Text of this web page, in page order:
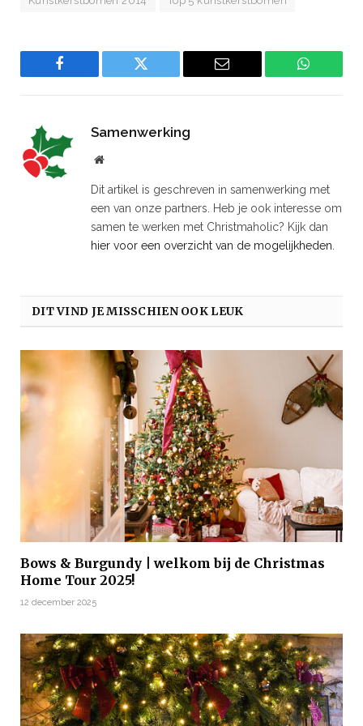
Facebook Twitter Email
Samenwerking
Website
Dit artikel is geschreven in samenwerking met
een van onze partners. Heb je ook interesse om
samen te werken met Christmaholic? Kijk dan
hier voor een overzicht van de mogelijkheden.
DIT VIND JE MISSCHIEN OOK LEUK
Bows & Burgundy | welkom bij de Christmas
Home Tour 2025!
12 december 2025